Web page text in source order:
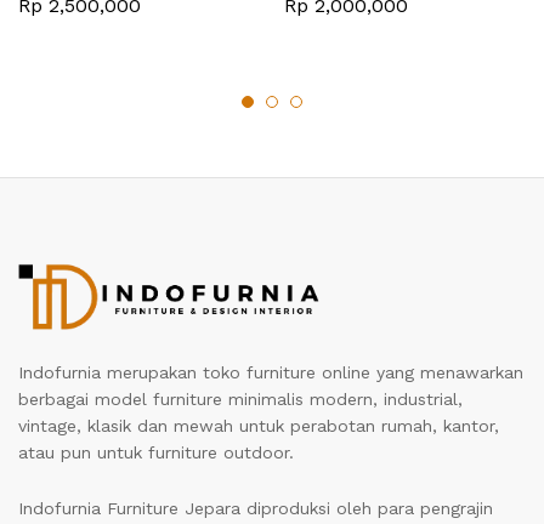
Rp 2,500,000 Rp 2,000,000
Indofurnia merupakan toko furniture online yang menawarkan
berbagai model furniture minimalis modern, industrial,
vintage, klasik dan mewah untuk perabotan rumah, kantor,
atau pun untuk furniture outdoor.
Indofurnia Furniture Jepara diproduksi oleh para pengrajin